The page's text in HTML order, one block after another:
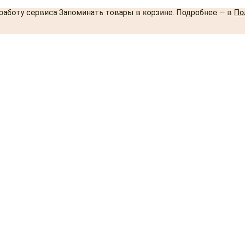
сервиса Запоминать товары в корзине. Подробнее — в